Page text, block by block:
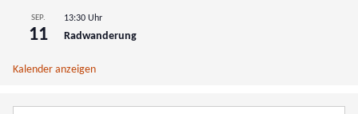
SEP.
11
13:30 Uhr
Radwanderung
Kalender anzeigen